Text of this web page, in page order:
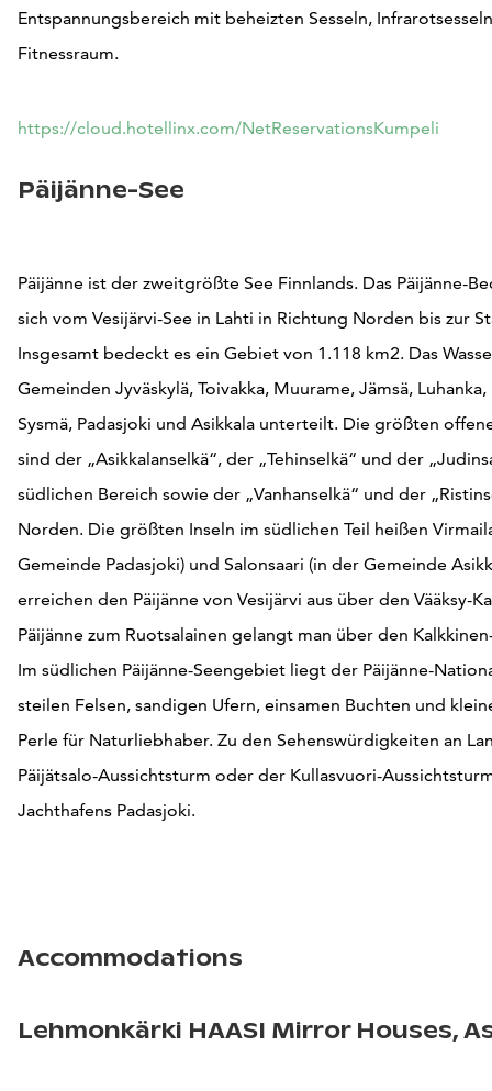
Entspannungsbereich mit beheizten Sesseln,
Fitnessraum.
https://cloud.hotellinx.com/NetReservationsKumpeli
Päijänne-See
Päijänne ist der zweitgrößte See Finnlands. Das Päijänne-
sich vom Vesijärvi-See in Lahti in Richtung Norden bis zur
Insgesamt bedeckt es ein Gebiet von 1.118 km2. Das
Gemeinden Jyväskylä, Toivakka, Muurame, Jämsä,
Sysmä, Padasjoki und Asikkala unterteilt. Die größten
sind der „Asikkalanselkä“, der „Tehinselkä“ und der
südlichen Bereich sowie der „Vanhanselkä“ und der
Norden. Die größten Inseln im südlichen Teil heißen
Gemeinde Padasjoki) und Salonsaari (in der Gemeinde
erreichen den Päijänne von Vesijärvi aus über den Vääksy-
Päijänne zum Ruotsalainen gelangt man über den
Im südlichen Päijänne-Seengebiet liegt der Päijänne-
steilen Felsen, sandigen Ufern, einsamen Buchten und
Perle für Naturliebhaber. Zu den Sehenswürdigkeiten an
Päijätsalo-Aussichtsturm oder der Kullasvuori-
Jachthafens Padasjoki.
Accommodations
Lehmonkärki HAASI Mirror Houses,